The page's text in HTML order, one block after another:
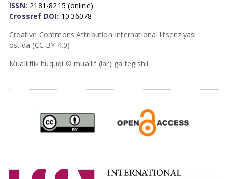
ISSN: 2181-8215 (online)
Crossref DOI: 10.36078
Creative Commons Attribution International litsenziyasi
ostida (CC BY 4.0).
Mualliflik huquqi © muallif (lar) ga tegishli.